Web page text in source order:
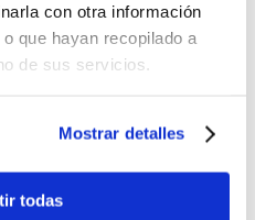
con otra información
que hayan recopilado a
de sus servicios.
Mostrar detalles
todas